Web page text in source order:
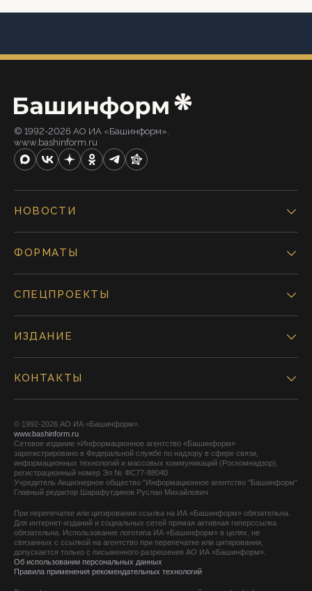
© 1992-2026 АО ИА «Башинформ».
www.bashinform.ru
НОВОСТИ
ФОРМАТЫ
СПЕЦПРОЕКТЫ
ИЗДАНИЕ
КОНТАКТЫ
© 1992-2026 АО ИА «Башинформ».
www.bashinform.ru
Сетевое издание «Информационное агентство «Башинформ»
зарегистрировано в Федеральной службе по надзору в сфере связи,
информационных технологий и массовых коммуникаций (Роскомнадзор),
регистрационный номер Эл № ФС77-88040
Учредитель Акционерное общество "Информационное агентство "Башинформ"
Главный редактор Шарафутдинов Руслан Михайлович
При перепечатке или цитировании ссылка на ИА «Башинформ» обязательна.
Для интернет-изданий и социальных сетей прямая активная гиперссылка
обязательна. Использование логотипа ИА «Башинформ» в целях, не
связанных с ссылкой на агентство при перепечатке или цитировании,
допускается только с письменного разрешения АО ИА «Башинформ».
Об использовании персональных данных
Правила применения рекомендательных технологий